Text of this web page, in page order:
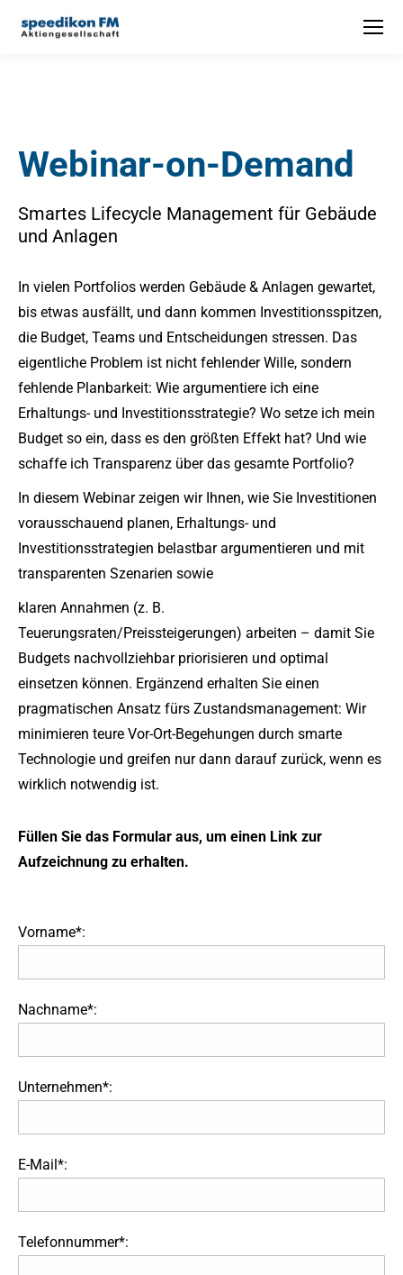
Webinar-on-Demand
Smartes Lifecycle Management für Gebäude
und Anlagen
In vielen Portfolios werden Gebäude & Anlagen gewartet,
bis etwas ausfällt, und dann kommen Investitionsspitzen,
die Budget, Teams und Entscheidungen stressen. Das
eigentliche Problem ist nicht fehlender Wille, sondern
fehlende Planbarkeit: Wie argumentiere ich eine
Erhaltungs- und Investitionsstrategie? Wo setze ich mein
Budget so ein, dass es den größten Effekt hat? Und wie
schaffe ich Transparenz über das gesamte Portfolio?
In diesem Webinar zeigen wir Ihnen, wie Sie Investitionen
vorausschauend planen, Erhaltungs- und
Investitionsstrategien belastbar argumentieren und mit
transparenten Szenarien sowie
klaren Annahmen (z. B.
Teuerungsraten/Preissteigerungen) arbeiten – damit Sie
Budgets nachvollziehbar priorisieren und optimal
einsetzen können. Ergänzend erhalten Sie einen
pragmatischen Ansatz fürs Zustandsmanagement: Wir
minimieren teure Vor-Ort-Begehungen durch smarte
Technologie und greifen nur dann darauf zurück, wenn es
wirklich notwendig ist.
Füllen Sie das Formular aus, um einen Link zur
Aufzeichnung zu erhalten.
Vorname*:
Nachname*:
Unternehmen*:
E-Mail*:
Telefonnummer*: